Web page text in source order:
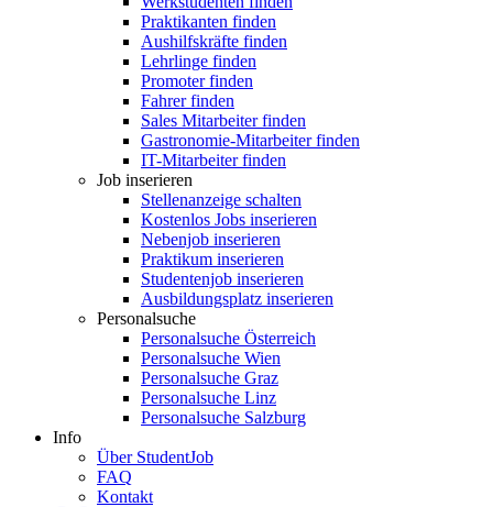
Praktikanten finden
Aushilfskräfte finden
Lehrlinge finden
Promoter finden
Fahrer finden
Sales Mitarbeiter finden
Gastronomie-Mitarbeiter finden
IT-Mitarbeiter finden
Job inserieren
Stellenanzeige schalten
Kostenlos Jobs inserieren
Nebenjob inserieren
Praktikum inserieren
Studentenjob inserieren
Ausbildungsplatz inserieren
Personalsuche
Personalsuche Österreich
Personalsuche Wien
Personalsuche Graz
Personalsuche Linz
Personalsuche Salzburg
Info
Über StudentJob
FAQ
Kontakt